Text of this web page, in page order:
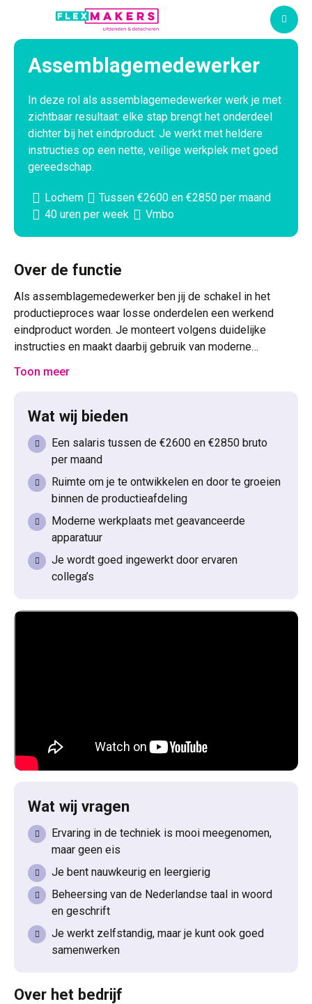
Assemblagemedewerker
In deze rol als assemblagemedewerker werk je met
zichtbaar resultaat: elke stap brengt het onderdeel
dichter bij het eindproduct. Je werkt met heldere
instructies op een nette, veilige werkplek met goed
gereedschap.
Lochem
Tussen €2600 en €2850 per maand
40 uren per week
Vmbo
Over de functie
Als assemblagemedewerker ben jij de schakel in het
productieproces waar losse onderdelen een werkend
eindproduct worden. Je monteert volgens duidelijke
instructies en maakt daarbij gebruik van moderne
Toon meer
Wat wij bieden
Een salaris tussen de €2600 en €2850 bruto
per maand
Ruimte om je te ontwikkelen en door te groeien
binnen de productieafdeling
Moderne werkplaats met geavanceerde
apparatuur
Je wordt goed ingewerkt door ervaren
collega’s
Wat wij vragen
Ervaring in de techniek is mooi meegenomen,
maar geen eis
Je bent nauwkeurig en leergierig
Beheersing van de Nederlandse taal in woord
en geschrift
Je werkt zelfstandig, maar je kunt ook goed
samenwerken
Over het bedrijf